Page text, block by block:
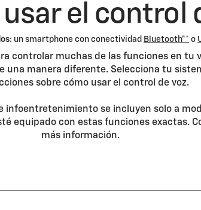
el control
un smartphone con conectividad Bluetooth®* o
controlar muchas de las funciones en tu
una manera diferente. Selecciona tu
sobre cómo usar el control de voz.
infoentretenimiento se incluyen solo a
equipado con estas funciones exactas.
más información.